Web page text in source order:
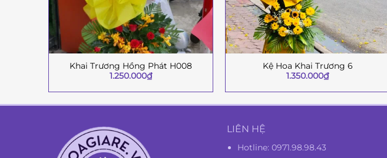
Khai Trương Hồng Phát H008
1.250.000₫
Kệ Hoa Khai Trương 6
1.350.000₫
LIÊN HỆ
Hotline:0971.98.98.43